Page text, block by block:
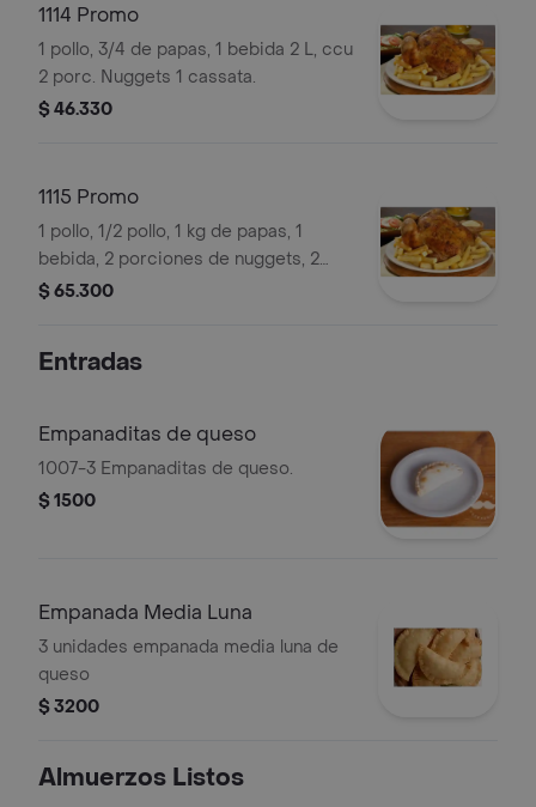
1114 Promo
1 pollo, 3/4 de papas, 1 bebida 2 L, ccu
2 porc. Nuggets 1 cassata.
$ 46.330
1115 Promo
1 pollo, 1/2 pollo, 1 kg de papas, 1
bebida, 2 porciones de nuggets, 2
porciones de empanaditas de queso,
$ 65.300
Entradas
Empanaditas de queso
1007-3 Empanaditas de queso.
$ 1500
Empanada Media Luna
3 unidades empanada media luna de
queso
$ 3200
Almuerzos Listos